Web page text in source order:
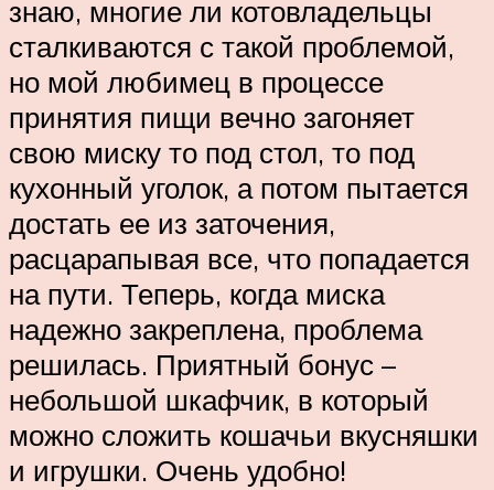
знаю, многие ли котовладельцы
сталкиваются с такой проблемой,
но мой любимец в процессе
принятия пищи вечно загоняет
свою миску то под стол, то под
кухонный уголок, а потом пытается
достать ее из заточения,
расцарапывая все, что попадается
на пути. Теперь, когда миска
надежно закреплена, проблема
решилась. Приятный бонус –
небольшой шкафчик, в который
можно сложить кошачьи вкусняшки
и игрушки. Очень удобно!